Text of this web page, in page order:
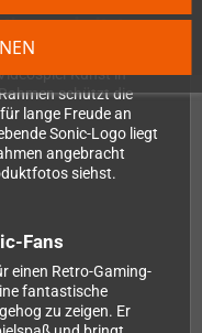
verarbeitet
lizensierte
Kunst in
schützt die
lange Freude an
Sonic-Logo liegt
angebracht
siehst.
Fans
einen Retro-Gaming-
fantastische
zu zeigen. Er